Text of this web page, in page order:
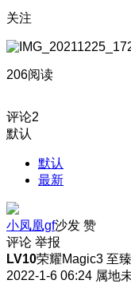
关注
206阅读
评论2
默认
默认
最新
小凤凰gf沙发 赞
评论 举报
LV10荣耀Magic3 至
2022-1-6 06:24 属地